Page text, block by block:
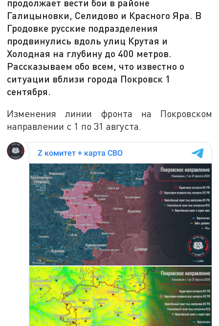
продолжает вести бои в районе
Галицыновки, Селидово и Красного Яра. В
Гродовке русские подразделения
продвинулись вдоль улиц Крутая и
Холодная на глубину до 400 метров.
Рассказываем обо всем, что известно о
ситуации вблизи города Покровск 1
сентября.
Изменения линии фронта на Покровском
направлении с 1 по 31 августа.